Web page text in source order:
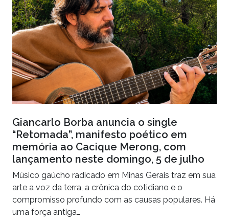
Giancarlo Borba anuncia o single
“Retomada”, manifesto poético em
memória ao Cacique Merong, com
lançamento neste domingo, 5 de julho
Músico gaúcho radicado em Minas Gerais traz em sua
arte a voz da terra, a crônica do cotidiano e o
compromisso profundo com as causas populares. Há
uma força antiga…